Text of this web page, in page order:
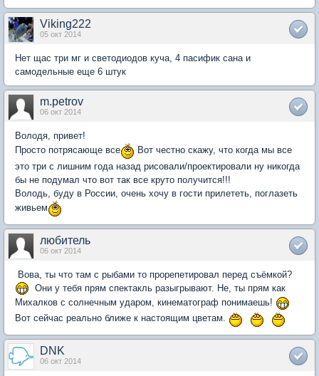
Viking222
05 окт 2014
Нет щас три мг и светодиодов куча, 4 пасифик сана и
самодельные еще 6 штук
m.petrov
06 окт 2014
Володя, привет!
Просто потрясающе все
Вот честно скажу, что когда мы все
это три с лишним года назад рисовали/проектировали ну никогда
бы не подумал что вот так все круто получится!!!
Володь, буду в России, очень хочу в гости прилететь, поглазеть
живьем
любитель
06 окт 2014
Вова, ты что там с рыбами то прорепетировал перед съёмкой?
Они у тебя прям спектакль разыгрывают. Не, ты прям как
Михалков с солнечным ударом, кинематограф понимаешь!
Вот сейчас реально ближе к настоящим цветам.
DNK
06 окт 2014